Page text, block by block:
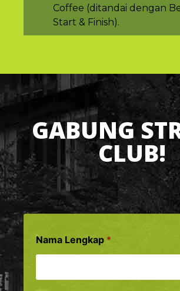
Coffee (ditandai dengan
Start & Finish).
GABUNG
CLUB!
Nama Lengkap *